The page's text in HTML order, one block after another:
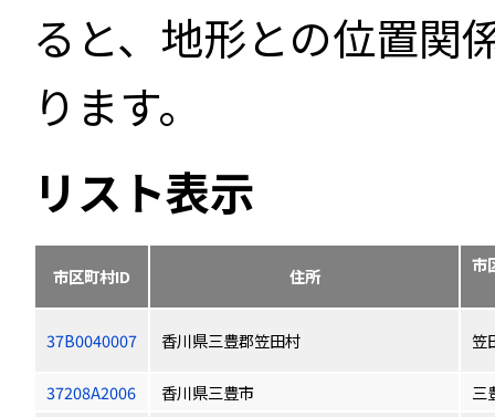
ると、地形との位置関
ります。
リスト表示
市区町村ID 住所
市
37B0040007 香川県三豊郡笠田村 笠
37208A2006 香川県三豊市 三